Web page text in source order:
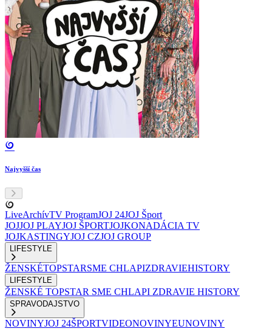
Najvyšší čas
LiveArchívTV ProgramJOJ 24JOJ Šport
JOJJOJ PLAYJOJ ŠPORTJOJKONADÁCIA TV
JOJKASTINGYJOJ CZJOJ GROUP
LIFESTYLE
ŽENSKÉTOPSTARSME CHLAPIZDRAVIEHISTORY
LIFESTYLE
ŽENSKÉ TOPSTAR SME CHLAPI ZDRAVIE HISTORY
SPRAVODAJSTVO
NOVINYJOJ 24ŠPORTVIDEONOVINYEUNOVINY